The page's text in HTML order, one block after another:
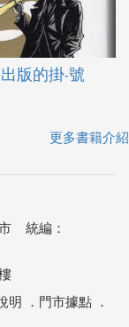
版的掛‧號
更多書籍介紹
統編：
明 ． 門市據點 ．